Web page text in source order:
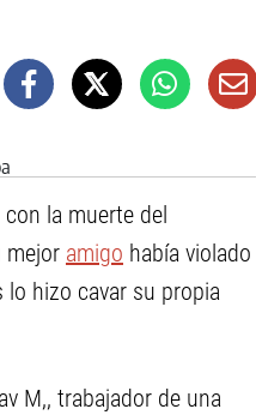
la muerte del
mejor amigo había violado
lo hizo cavar su propia
M,, trabajador de una